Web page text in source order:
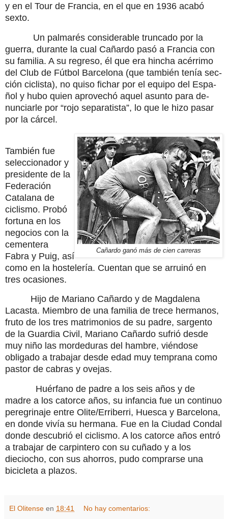
y en el Tour de Francia, en el que en 1936 acabó
sexto.
Un palmarés considerable trun­cado por la
guerra, durante la cual Ca­ñardo pasó a Francia con
su familia. A su regreso, él que era hincha acérrimo
del Club de Fútbol Barcelona (que también tenía sec­
ción ciclista), no quiso fichar por el equipo del Espa­
ñol y hubo quien aprovechó aquel asunto para de­
nunciarle por “rojo separatista”, lo que le hizo pasar
por la cárcel.
Cañardo ganó más de cien carreras
También fue
seleccionador y
presidente de la
Federa­ción
Catalana de
ciclismo. Probó
fortuna en los
negocios con la
cementera
Fabra y Puig, así
como en la hostelería. Cuentan que se arruinó en
tres ocasiones.
Hijo de Mariano Cañardo y de Magdalena
Lacasta. Miembro de una familia de trece hermanos,
fruto de los tres matrimonios de su padre, sargento
de la Guar­dia Civil, Mariano Cañardo sufrió desde
muy niño las mordeduras del hambre, viéndose
obligado a trabajar desde edad muy temprana como
pastor de cabras y ovejas.
Huérfano de padre a los seis años y de
madre a los catorce años, su infancia fue un continuo
peregri­naje entre Olite/Erriberri, Huesca y Barcelona,
en donde vivía su hermana. Fue en la Ciudad Condal
donde descu­brió el ciclismo. A los catorce años entró
a trabajar de carpintero con su cuñado y a los
dieciocho, con sus ahorros, pudo comprarse una
bicicleta a plazos.
El Olitense en 18:41 No hay comentarios: